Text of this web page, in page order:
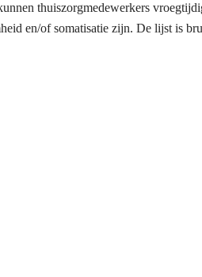
thuiszorgmedewerkers
en/of somatisatie zijn. De lijst is